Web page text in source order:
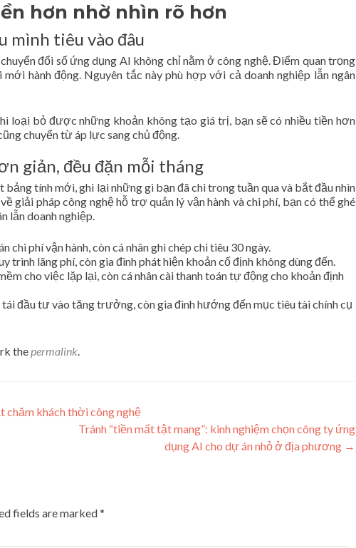
hơn nhờ nhìn rõ hơn
mình tiêu vào đâu
đổi số ứng dụng AI không chỉ nằm ở công nghệ. Điểm quan trọng
hành động. Nguyên tắc này phù hợp với cả doanh nghiệp lẫn ngân
loại bỏ được những khoản không tạo giá trị, bạn sẽ có nhiều tiền hơn
chuyển từ áp lực sang chủ động.
giản, đều đặn mỗi tháng
tính mới, ghi lại những gì bạn đã chi trong tuần qua và bắt đầu nhìn
giải pháp công nghệ hỗ trợ quản lý vận hành và chi phí, bạn có thể ghé
lẫn doanh nghiệp.
chi phí vận hành, còn cá nhân ghi chép chi tiêu 30 ngày.
trình lãng phí, còn gia đình phát hiện khoản cố định không dùng đến.
cho việc lặp lại, còn cá nhân cài thanh toán tự động cho khoản định
tái đầu tư vào tăng trưởng, còn gia đình hướng đến mục tiêu tài chính cụ
thepermalink.
chăm khách thời công nghệ
Tránh “tiền mất tật mang”: kinh nghiệm chọn công ty ứng
dụng AI cho dự án nhỏ ở địa phương →
fields are marked*